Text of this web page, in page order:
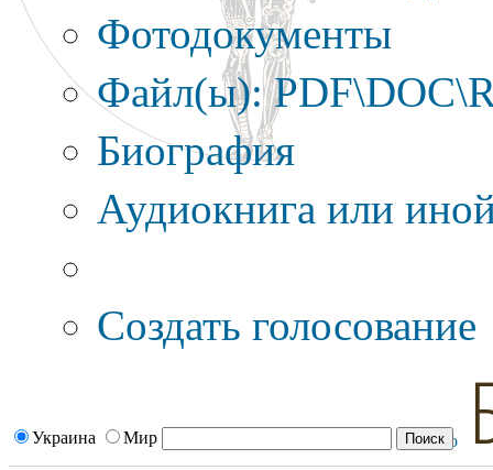
Фотодокументы
Файл(ы):
Биография
Аудиокнига или
Создать голосование
Украина Мир